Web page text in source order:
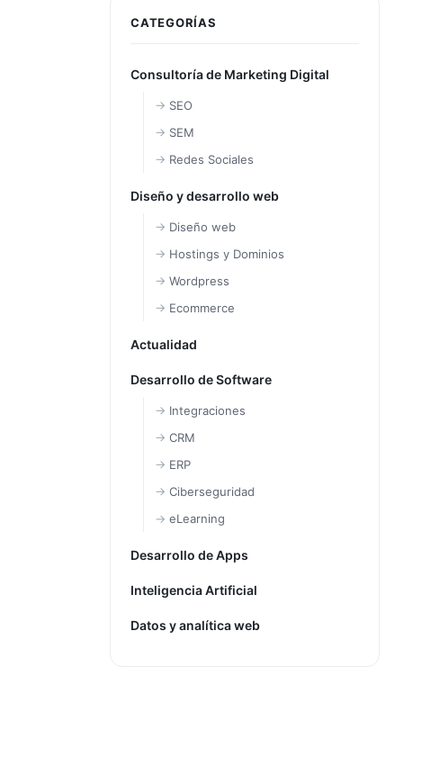
CATEGORÍAS
Consultoría de Marketing Digital
SEO
SEM
Redes Sociales
Diseño y desarrollo web
Diseño web
Hostings y Dominios
Wordpress
Ecommerce
Actualidad
Desarrollo de Software
Integraciones
CRM
ERP
Ciberseguridad
eLearning
Desarrollo de Apps
Inteligencia Artificial
Datos y analítica web